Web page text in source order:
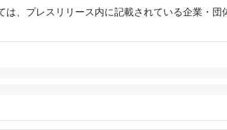
、プレスリリース内に記載されている企業・団